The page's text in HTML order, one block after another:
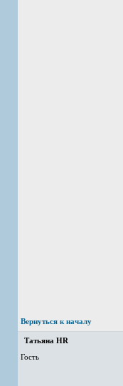
Вернуться к началу
Татьяна HR
Гость